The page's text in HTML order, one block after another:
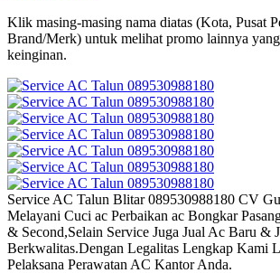
Klik masing-masing nama diatas (Kota, Pusat
Brand/Merk) untuk melihat promo lainnya yang
keinginan.
Service AC Talun Blitar 089530988180 CV
Melayani Cuci ac Perbaikan ac Bongkar
& Second,Selain Service Juga Jual Ac Baru &
Berkwalitas.Dengan Legalitas Lengkap Kami
Pelaksana Perawatan AC Kantor Anda.